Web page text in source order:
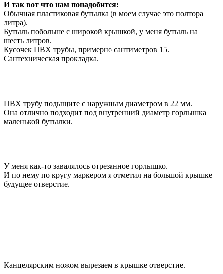
И так вот что нам понадобится:
Обычная пластиковая бутылка (в моем случае это полтора
литра).
Бутыль побольше с широкой крышкой, у меня бутыль на
шесть литров.
Кусочек ПВХ трубы, примерно сантиметров 15.
Сантехническая прокладка.
ПВХ трубу подыщите с наружным диаметром в 22 мм.
Она отлично подходит под внутренний диаметр горлышка
маленькой бутылки.
У меня как-то завалялось отрезанное горлышко.
И по нему по кругу маркером я отметил на большой крышке
будущее отверстие.
Канцелярским ножом вырезаем в крышке отверстие.